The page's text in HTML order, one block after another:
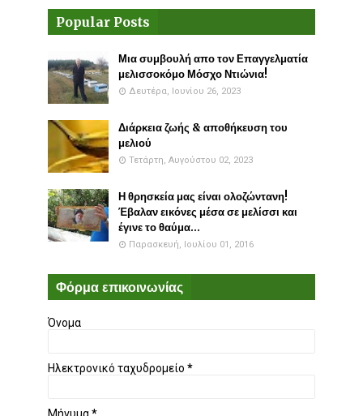
Popular Posts
Μια συμβουλή απο τον Επαγγελματία
μελισσοκόμο Μόσχο Ντιώνια!
Δευτέρα, Ιουνίου 26, 2023
Διάρκεια ζωής & αποθήκευση του
μελιού
Τετάρτη, Αυγούστου 02, 2023
Η θρησκεία μας είναι ολοζώντανη!
Έβαλαν εικόνες μέσα σε μελίσσι και
έγινε το θαύμα...
Παρασκευή, Ιουλίου 01, 2016
Φόρμα επικοινωνίας
Όνομα
Ηλεκτρονικό ταχυδρομείο *